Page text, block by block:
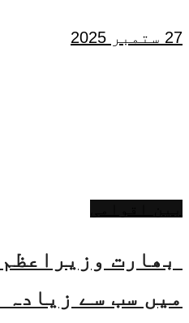
27 ستمبر 2025
بھارت
میں سب سے